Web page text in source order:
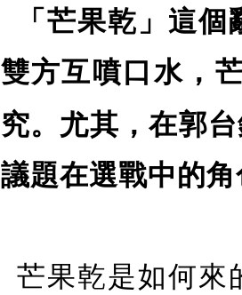
「芒果乾」這
雙方互噴口水，
究。尤其，在郭
議題在選戰中的
芒果乾是如何來